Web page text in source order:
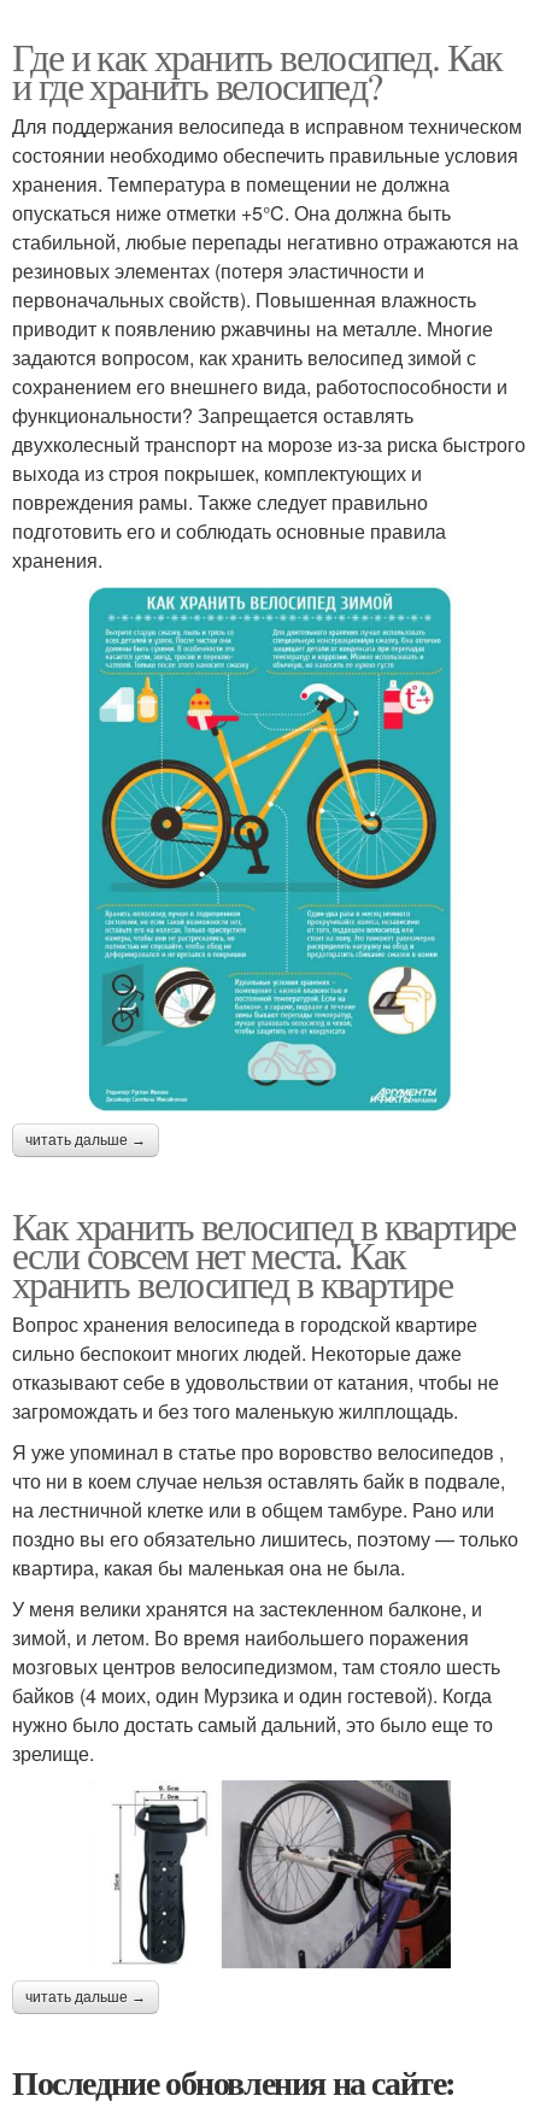
Где и как хранить велосипед. Как
и где хранить велосипед?
Для поддержания велосипеда в исправном техническом
состоянии необходимо обеспечить правильные условия
хранения. Температура в помещении не должна
опускаться ниже отметки +5°C. Она должна быть
стабильной, любые перепады негативно отражаются на
резиновых элементах (потеря эластичности и
первоначальных свойств). Повышенная влажность
приводит к появлению ржавчины на металле. Многие
задаются вопросом, как хранить велосипед зимой с
сохранением его внешнего вида, работоспособности и
функциональности? Запрещается оставлять
двухколесный транспорт на морозе из-за риска быстрого
выхода из строя покрышек, комплектующих и
повреждения рамы. Также следует правильно
подготовить его и соблюдать основные правила
хранения.
читать дальше →
Как хранить велосипед в квартире
если совсем нет места. Как
хранить велосипед в квартире
Вопрос хранения велосипеда в городской квартире
сильно беспокоит многих людей. Некоторые даже
отказывают себе в удовольствии от катания, чтобы не
загромождать и без того маленькую жилплощадь.
Я уже упоминал в статье про воровство велосипедов ,
что ни в коем случае нельзя оставлять байк в подвале,
на лестничной клетке или в общем тамбуре. Рано или
поздно вы его обязательно лишитесь, поэтому — только
квартира, какая бы маленькая она не была.
У меня велики хранятся на застекленном балконе, и
зимой, и летом. Во время наибольшего поражения
мозговых центров велосипедизмом, там стояло шесть
байков (4 моих, один Мурзика и один гостевой). Когда
нужно было достать самый дальний, это было еще то
зрелище.
читать дальше →
Последние обновления на сайте: